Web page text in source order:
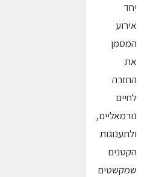
יחד
אירוע
המסמן
את
החזרה
לחיים
נורמאליים,
ולתענוגות
הקטנים
שמקשטים